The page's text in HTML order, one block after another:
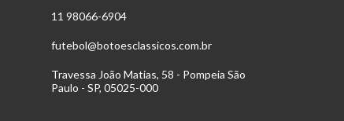
11 98066-6904
futebol@botoesclassicos.com.br
Travessa João Matias, 58 - Pompeia São
Paulo - SP, 05025-000